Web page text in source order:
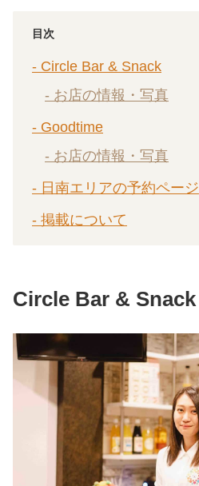
目次
- Circle Bar & Snack
- お店の情報・写真
- Goodtime
- お店の情報・写真
- 日南エリアの予約ページ
- 掲載について
Circle Bar & Snack